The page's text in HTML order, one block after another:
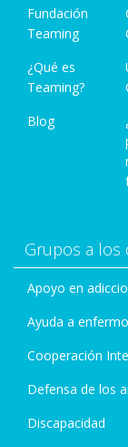
Fundación
Teaming
¿Qué es
Teaming?
Blog
Grupos a los
Apoyo en
Ayuda a
Cooperación
Defensa de los
Discapacidad